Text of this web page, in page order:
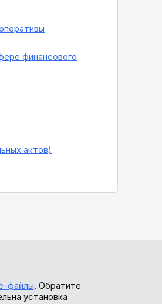
финансового
актов)
файлы. Обратите
установка